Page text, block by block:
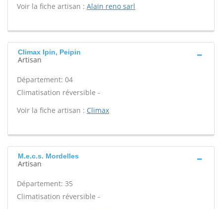
Voir la fiche artisan : Alain reno sarl
Climax Ipin, Peipin
Artisan
Département: 04
Climatisation réversible -
Voir la fiche artisan : Climax
M.e.c.s. Mordelles
Artisan
Département: 35
Climatisation réversible -